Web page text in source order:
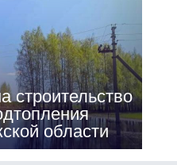
строительство
области